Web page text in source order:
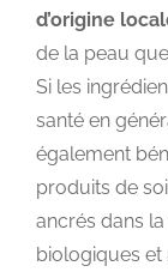
d’origine
de la peau
Si les
santé en
également
produits de
ancrés dans
biologiques et